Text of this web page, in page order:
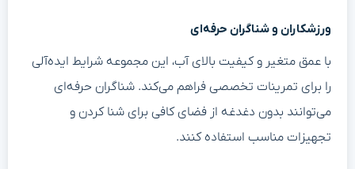
ورزشکاران و شناگران حرفه‌ای
با عمق متغیر و کیفیت بالای آب، این مجموعه شرایط ایده‌آلی
را برای تمرینات تخصصی فراهم می‌کند. شناگران حرفه‌ای
می‌توانند بدون دغدغه از فضای کافی برای شنا کردن و
تجهیزات مناسب استفاده کنند.